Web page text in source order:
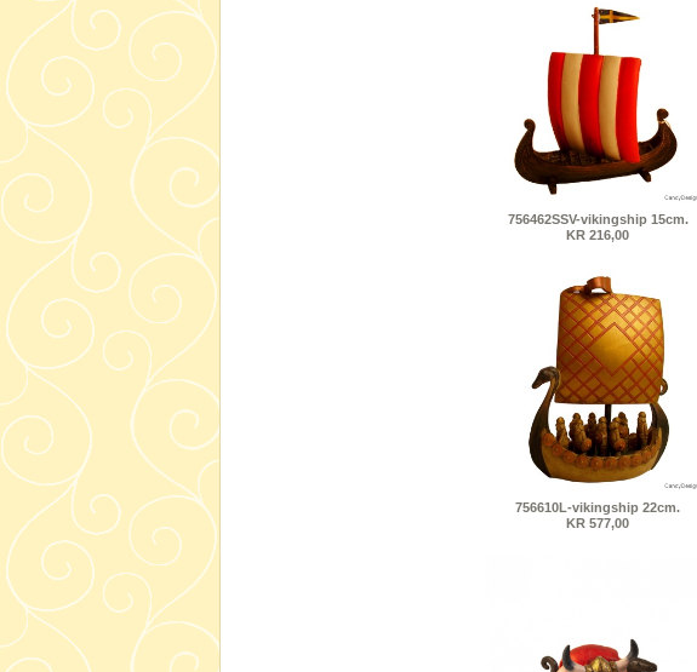
756462SSV-vikingship 15cm.
KR 216,00
756610L-vikingship 22cm.
KR 577,00